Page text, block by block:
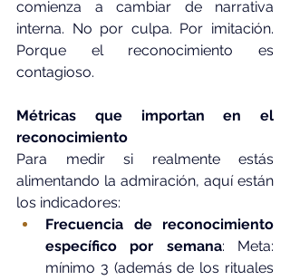
comienza a cambiar de narrativa
interna. No por culpa. Por imitación.
Porque el reconocimiento es
contagioso.
Métricas que importan en el
reconocimiento
Para medir si realmente estás
alimentando la admiración, aquí están
los indicadores:
Frecuencia de reconocimiento
específico por semana: Meta:
mínimo 3 (además de los rituales